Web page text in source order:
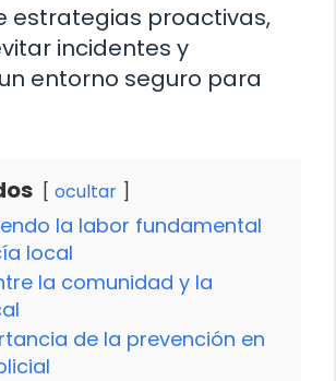
estrategias proactivas,
incidentes y
entorno seguro para
ocultar
la labor fundamental
local
la comunidad y la
de la prevención en